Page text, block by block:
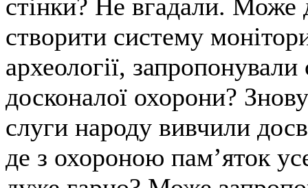
стінки? Не вгадали. Може
створити систему
археології, запропонували
досконалої охорони?
слуги народу вивчили
де з охороною пам’яток